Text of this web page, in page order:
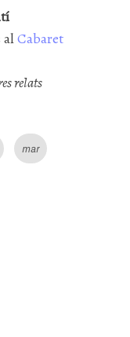
alCabaret
relats
mar